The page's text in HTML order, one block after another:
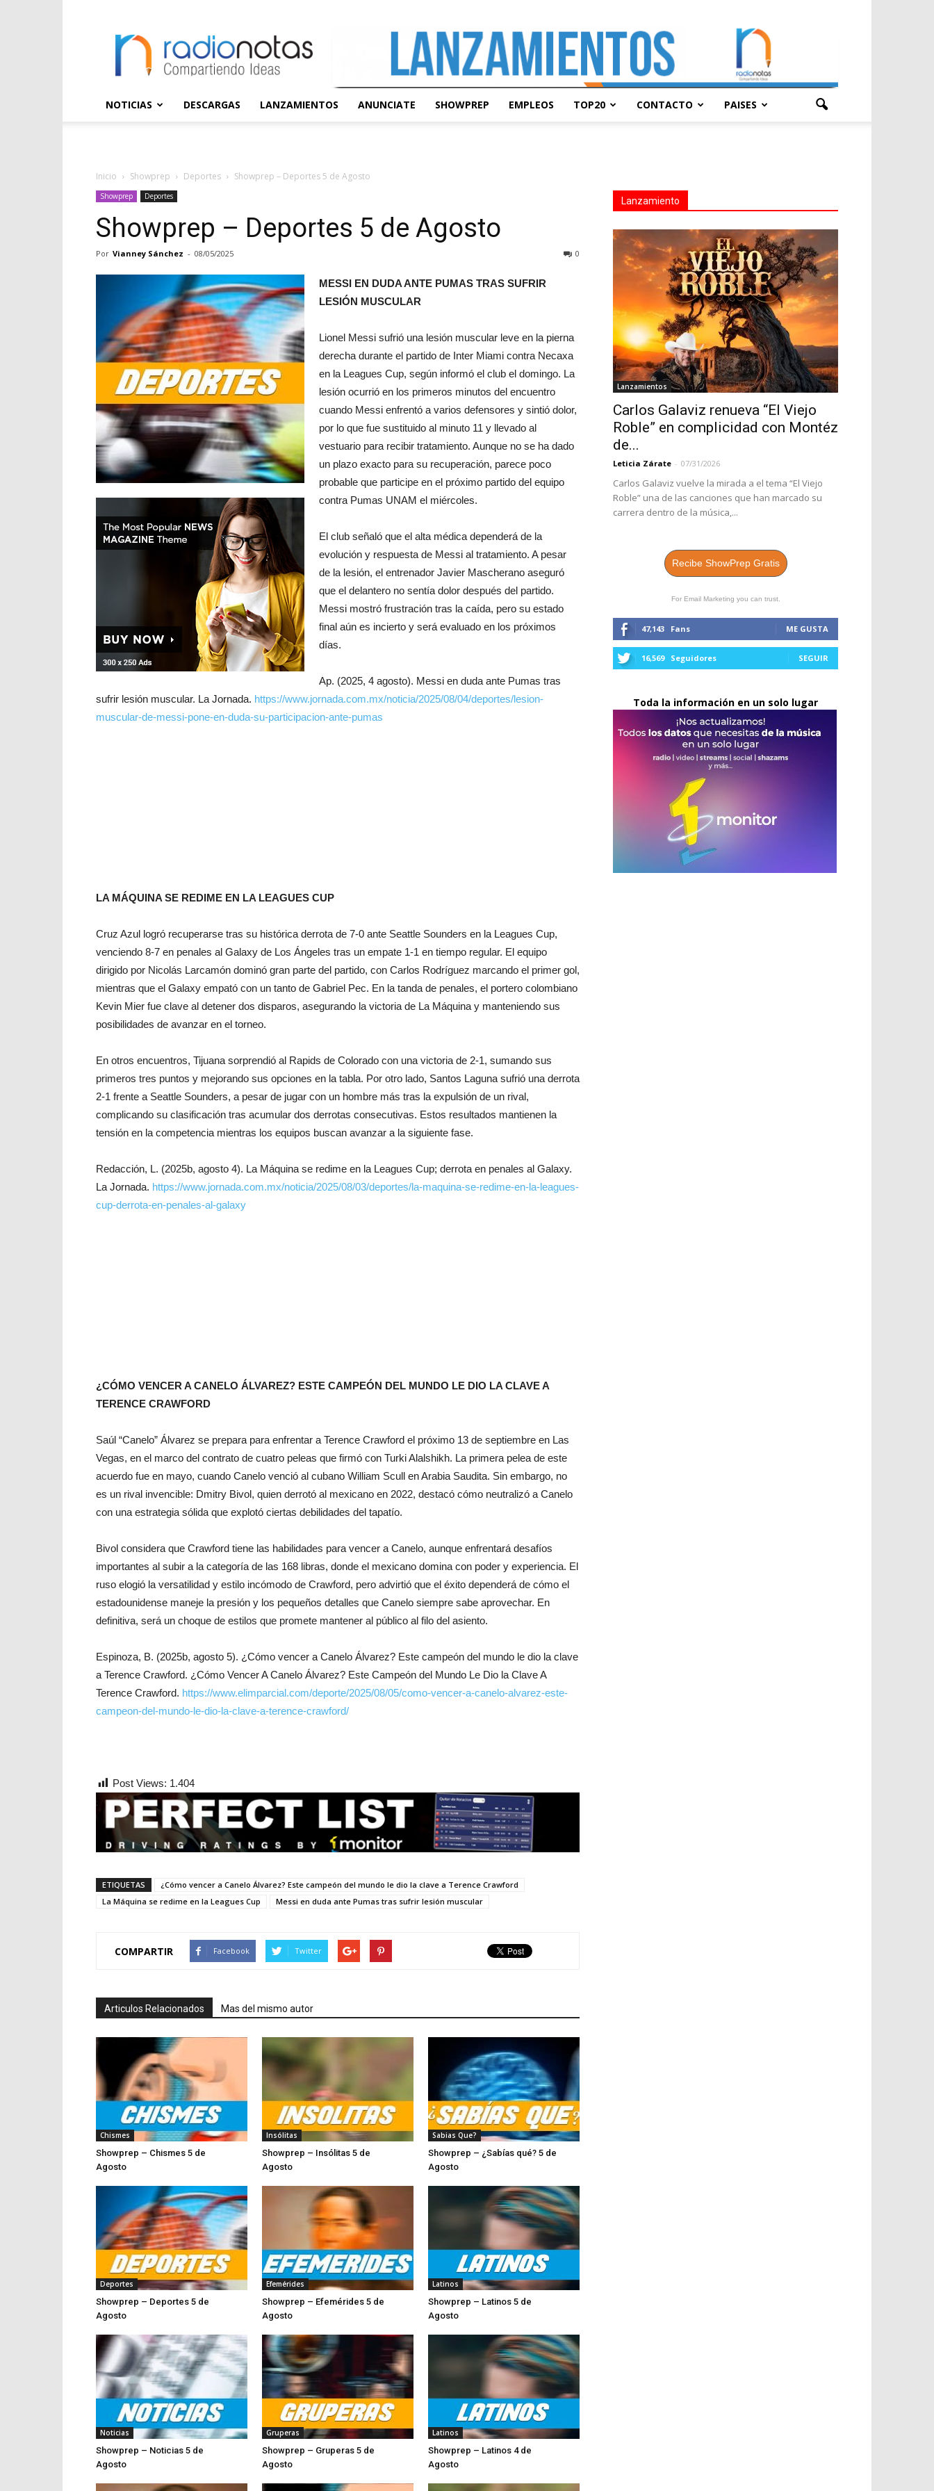
NOTICIAS DESCARGAS LANZAMIENTOS ANUNCIATE SHOWPREP EMPLEOS TOP20 CONTACTO PAISES
Inicio Showprep Deportes Showprep – Deportes 5 de Agosto
Showprep Deportes
Showprep – Deportes 5 de Agosto
Por Vianney Sánchez - 08/05/2025 0
MESSI EN DUDA ANTE PUMAS TRAS SUFRIR
LESIÓN MUSCULAR
Lionel Messi sufrió una lesión muscular leve en la pierna
derecha durante el partido de Inter Miami contra Necaxa
en la Leagues Cup, según informó el club el domingo. La
lesión ocurrió en los primeros minutos del encuentro
cuando Messi enfrentó a varios defensores y sintió dolor,
por lo que fue sustituido al minuto 11 y llevado al
vestuario para recibir tratamiento. Aunque no se ha dado
un plazo exacto para su recuperación, parece poco
probable que participe en el próximo partido del equipo
contra Pumas UNAM el miércoles.
El club señaló que el alta médica dependerá de la
evolución y respuesta de Messi al tratamiento. A pesar
de la lesión, el entrenador Javier Mascherano aseguró
que el delantero no sentía dolor después del partido.
Messi mostró frustración tras la caída, pero su estado
final aún es incierto y será evaluado en los próximos
días.
Ap. (2025, 4 agosto). Messi en duda ante Pumas tras
sufrir lesión muscular. La Jornada. https://www.jornada.com.mx/noticia/2025/08/04/deportes/lesion-
muscular-de-messi-pone-en-duda-su-participacion-ante-pumas
LA MÁQUINA SE REDIME EN LA LEAGUES CUP
Cruz Azul logró recuperarse tras su histórica derrota de 7-0 ante Seattle Sounders en la Leagues Cup,
venciendo 8-7 en penales al Galaxy de Los Ángeles tras un empate 1-1 en tiempo regular. El equipo
dirigido por Nicolás Larcamón dominó gran parte del partido, con Carlos Rodríguez marcando el primer gol,
mientras que el Galaxy empató con un tanto de Gabriel Pec. En la tanda de penales, el portero colombiano
Kevin Mier fue clave al detener dos disparos, asegurando la victoria de La Máquina y manteniendo sus
posibilidades de avanzar en el torneo.
En otros encuentros, Tijuana sorprendió al Rapids de Colorado con una victoria de 2-1, sumando sus
primeros tres puntos y mejorando sus opciones en la tabla. Por otro lado, Santos Laguna sufrió una derrota
2-1 frente a Seattle Sounders, a pesar de jugar con un hombre más tras la expulsión de un rival,
complicando su clasificación tras acumular dos derrotas consecutivas. Estos resultados mantienen la
tensión en la competencia mientras los equipos buscan avanzar a la siguiente fase.
Redacción, L. (2025b, agosto 4). La Máquina se redime en la Leagues Cup; derrota en penales al Galaxy.
La Jornada. https://www.jornada.com.mx/noticia/2025/08/03/deportes/la-maquina-se-redime-en-la-leagues-
cup-derrota-en-penales-al-galaxy
¿CÓMO VENCER A CANELO ÁLVAREZ? ESTE CAMPEÓN DEL MUNDO LE DIO LA CLAVE A
TERENCE CRAWFORD
Saúl “Canelo” Álvarez se prepara para enfrentar a Terence Crawford el próximo 13 de septiembre en Las
Vegas, en el marco del contrato de cuatro peleas que firmó con Turki Alalshikh. La primera pelea de este
acuerdo fue en mayo, cuando Canelo venció al cubano William Scull en Arabia Saudita. Sin embargo, no
es un rival invencible: Dmitry Bivol, quien derrotó al mexicano en 2022, destacó cómo neutralizó a Canelo
con una estrategia sólida que explotó ciertas debilidades del tapatío.
Bivol considera que Crawford tiene las habilidades para vencer a Canelo, aunque enfrentará desafíos
importantes al subir a la categoría de las 168 libras, donde el mexicano domina con poder y experiencia. El
ruso elogió la versatilidad y estilo incómodo de Crawford, pero advirtió que el éxito dependerá de cómo el
estadounidense maneje la presión y los pequeños detalles que Canelo siempre sabe aprovechar. En
definitiva, será un choque de estilos que promete mantener al público al filo del asiento.
Espinoza, B. (2025b, agosto 5). ¿Cómo vencer a Canelo Álvarez? Este campeón del mundo le dio la clave
a Terence Crawford. ¿Cómo Vencer A Canelo Álvarez? Este Campeón del Mundo Le Dio la Clave A
Terence Crawford. https://www.elimparcial.com/deporte/2025/08/05/como-vencer-a-canelo-alvarez-este-
campeon-del-mundo-le-dio-la-clave-a-terence-crawford/
Post Views: 1.404
ETIQUETAS
¿Cómo vencer a Canelo Álvarez? Este campeón del mundo le dio la clave a Terence Crawford
La Máquina se redime en la Leagues Cup
Messi en duda ante Pumas tras sufrir lesión muscular
COMPARTIR Facebook Twitter
Articulos Relacionados Mas del mismo autor
Chismes
Showprep – Chismes 5 de
Agosto
Insólitas
Showprep – Insólitas 5 de
Agosto
Sabias Que?
Showprep – ¿Sabías qué? 5 de
Agosto
Deportes
Showprep – Deportes 5 de
Agosto
Efemérides
Showprep – Efemérides 5 de
Agosto
Latinos
Showprep – Latinos 5 de
Agosto
Noticias
Showprep – Noticias 5 de
Agosto
Gruperas
Showprep – Gruperas 5 de
Agosto
Latinos
Showprep – Latinos 4 de
Agosto
Lanzamiento
Lanzamientos
Carlos Galaviz renueva “El Viejo
Roble” en complicidad con Montéz
de...
Leticia Zárate - 07/31/2026
Carlos Galaviz vuelve la mirada a el tema “El Viejo
Roble” una de las canciones que han marcado su
carrera dentro de la música,...
Recibe ShowPrep Gratis
For Email Marketing you can trust.
47,143 Fans ME GUSTA
16,569 Seguidores SEGUIR
Toda la información en un solo lugar